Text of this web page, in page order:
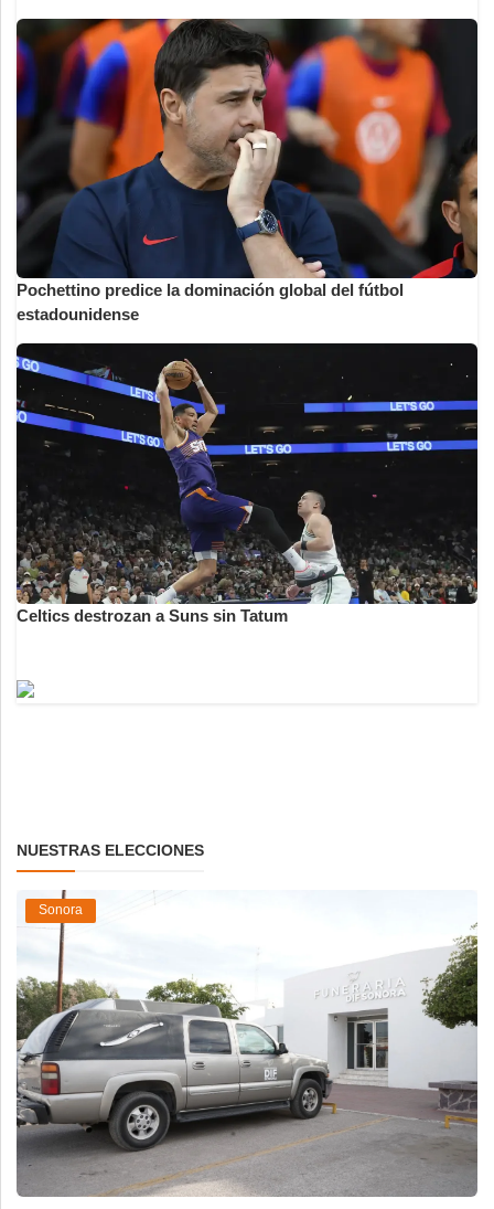
Pochettino predice la dominación global del fútbol
estadounidense
Celtics destrozan a Suns sin Tatum
NUESTRAS ELECCIONES
Sonora